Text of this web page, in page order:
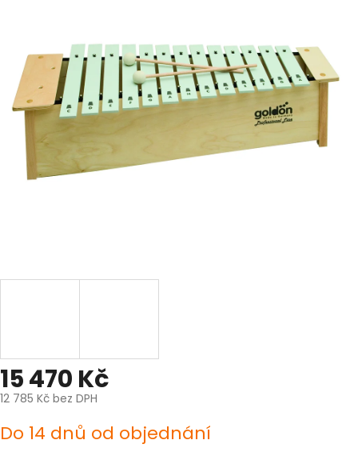
15 470 Kč
12 785 Kč bez DPH
cena:
Do 14 dnů od objednání